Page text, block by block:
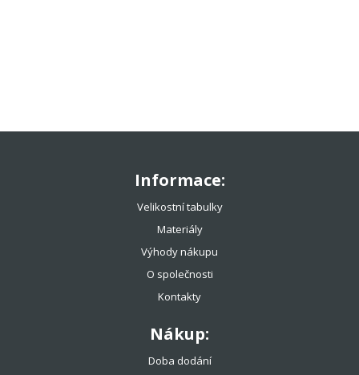
Informace:
Velikostní tabulky
Materiály
Výhody nákupu
O společnosti
Kontakty
Nákup:
Doba dodání